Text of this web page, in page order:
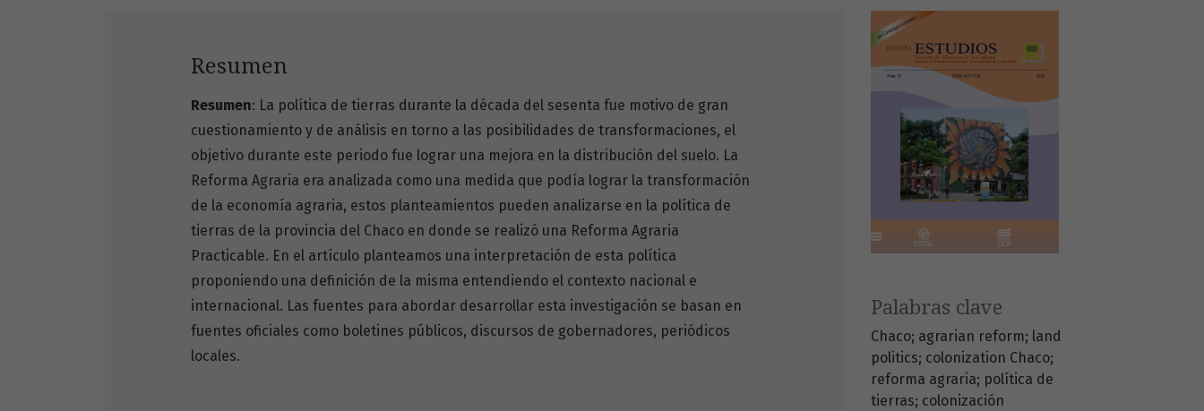
Palabras clave
Chaco; agrarian reform; land
politics; colonization Chaco;
reforma agraria; política de
tierras; colonización
Resumen
Resumen: La política de tierras durante la década del sesenta fue motivo de gran
cuestionamiento y de análisis en torno a las posibilidades de transformaciones, el
objetivo durante este periodo fue lograr una mejora en la distribución del suelo. La
Reforma Agraria era analizada como una medida que podía lograr la transformación
de la economía agraria, estos planteamientos pueden analizarse en la política de
tierras de la provincia del Chaco en donde se realizó una Reforma Agraria
Practicable. En el artículo planteamos una interpretación de esta política
proponiendo una definición de la misma entendiendo el contexto nacional e
internacional. Las fuentes para abordar desarrollar esta investigación se basan en
fuentes oficiales como boletines públicos, discursos de gobernadores, periódicos
locales.